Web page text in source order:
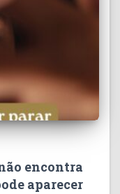
encontra
aparecer